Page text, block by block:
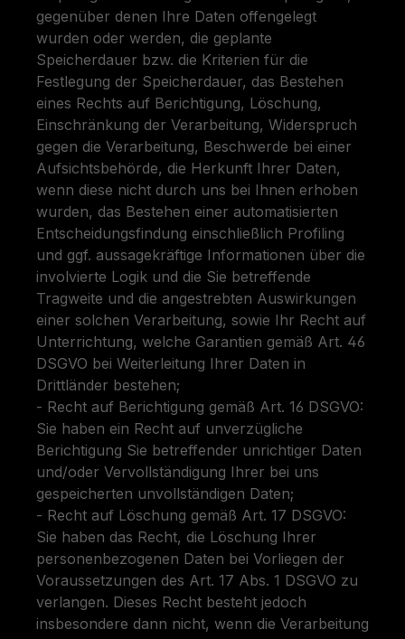
gegenüber denen Ihre Daten offengelegt
wurden oder werden, die geplante
Speicherdauer bzw. die Kriterien für die
Festlegung der Speicherdauer, das Bestehen
eines Rechts auf Berichtigung, Löschung,
Einschränkung der Verarbeitung, Widerspruch
gegen die Verarbeitung, Beschwerde bei einer
Aufsichtsbehörde, die Herkunft Ihrer Daten,
wenn diese nicht durch uns bei Ihnen erhoben
wurden, das Bestehen einer automatisierten
Entscheidungsfindung einschließlich Profiling
und ggf. aussagekräftige Informationen über die
involvierte Logik und die Sie betreffende
Tragweite und die angestrebten Auswirkungen
einer solchen Verarbeitung, sowie Ihr Recht auf
Unterrichtung, welche Garantien gemäß Art. 46
DSGVO bei Weiterleitung Ihrer Daten in
Drittländer bestehen;
- Recht auf Berichtigung gemäß Art. 16 DSGVO:
Sie haben ein Recht auf unverzügliche
Berichtigung Sie betreffender unrichtiger Daten
und/oder Vervollständigung Ihrer bei uns
gespeicherten unvollständigen Daten;
- Recht auf Löschung gemäß Art. 17 DSGVO:
Sie haben das Recht, die Löschung Ihrer
personenbezogenen Daten bei Vorliegen der
Voraussetzungen des Art. 17 Abs. 1 DSGVO zu
verlangen. Dieses Recht besteht jedoch
insbesondere dann nicht, wenn die Verarbeitung